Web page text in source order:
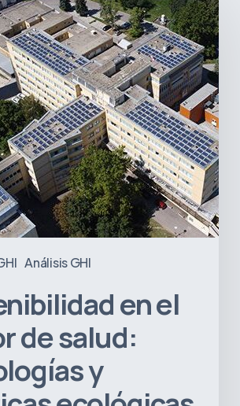
Análisis GHI
en el
de salud:
y